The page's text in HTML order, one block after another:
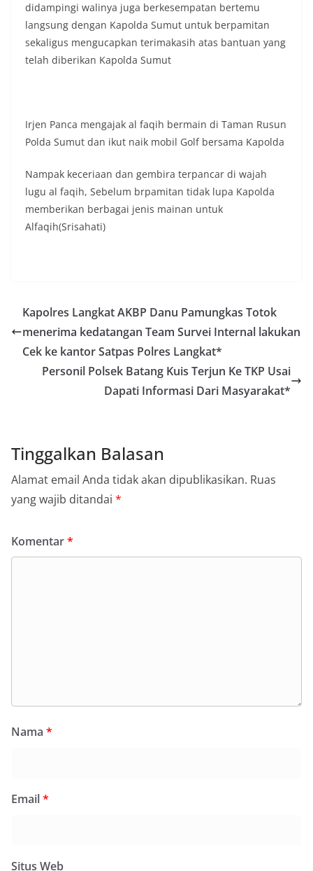
didampingi walinya juga berkesempatan bertemu
langsung dengan Kapolda Sumut untuk berpamitan
sekaligus mengucapkan terimakasih atas bantuan yang
telah diberikan Kapolda Sumut
Irjen Panca mengajak al faqih bermain di Taman Rusun
Polda Sumut dan ikut naik mobil Golf bersama Kapolda
Nampak keceriaan dan gembira terpancar di wajah
lugu al faqih, Sebelum brpamitan tidak lupa Kapolda
memberikan berbagai jenis mainan untuk
Alfaqih(Srisahati)
Kapolres Langkat AKBP Danu Pamungkas Totok
menerima kedatangan Team Survei Internal lakukan
Cek ke kantor Satpas Polres Langkat*
Personil Polsek Batang Kuis Terjun Ke TKP Usai
Dapati Informasi Dari Masyarakat*
Tinggalkan Balasan
Alamat email Anda tidak akan dipublikasikan. Ruas
yang wajib ditandai *
Komentar*
Nama *
Email*
Situs Web